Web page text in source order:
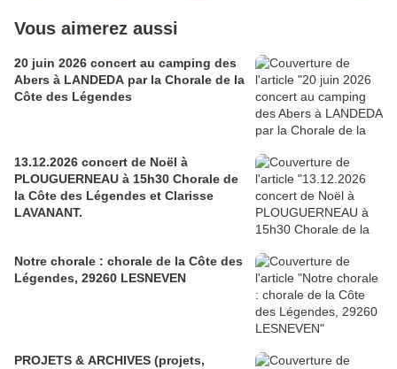
Vous aimerez aussi
20 juin 2026 concert au camping des
Abers à LANDEDA par la Chorale de la
Côte des Légendes
13.12.2026 concert de Noël à
PLOUGUERNEAU à 15h30 Chorale de
la Côte des Légendes et Clarisse
LAVANANT.
Notre chorale : chorale de la Côte des
Légendes, 29260 LESNEVEN
PROJETS & ARCHIVES (projets,